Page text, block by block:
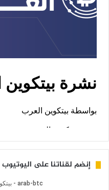
إنضم لقناتنا على اليوتيوب